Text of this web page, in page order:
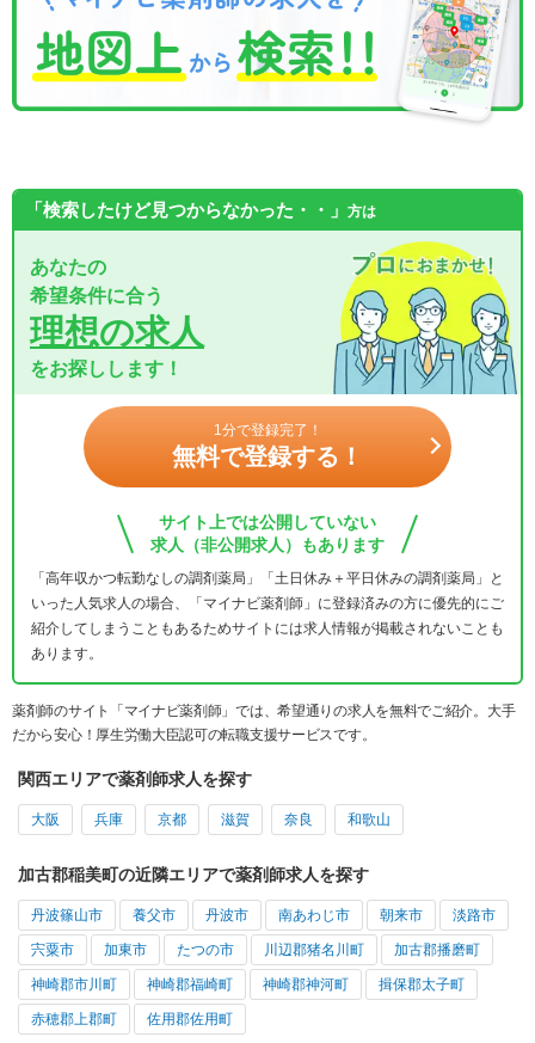
「検索したけど見つからなかった・・」 方は
あなたの
希望条件に合う
理想の求人
をお探しします！
1分で登録完了！
無料で登録する！
サイト上では公開していない
求人（非公開求人）もあります
「高年収かつ転勤なしの調剤薬局」「土日休み＋平日休みの調剤薬局」と
いった人気求人の場合、「マイナビ薬剤師」に登録済みの方に優先的にご
紹介してしまうこともあるためサイトには求人情報が掲載されないことも
あります。
薬剤師のサイト「マイナビ薬剤師」では、希望通りの求人を無料でご紹介。大手
だから安心！厚生労働大臣認可の転職支援サービスです。
関西エリアで薬剤師求人を探す
大阪 兵庫 京都 滋賀 奈良 和歌山
加古郡稲美町の近隣エリアで薬剤師求人を探す
丹波篠山市 養父市 丹波市 南あわじ市 朝来市 淡路市
宍粟市 加東市 たつの市 川辺郡猪名川町 加古郡播磨町
神崎郡市川町 神崎郡福崎町 神崎郡神河町 揖保郡太子町
赤穂郡上郡町 佐用郡佐用町